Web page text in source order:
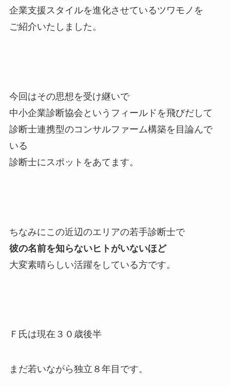
企業支援スタイルを進化させているツワモノを
ご紹介いたしました。
今回はその思想を受け継いで
中小企業診断協会というフィールドを飛びだして
診断士連携型のコンサルファーム構築を目論んで
いる
診断士にスポットをあてます。
ちなみにこの近辺のエリアの若手診断士で
彼の名前を知らないヒトがいないほど
大変素晴らしい活躍をしている方です。
Ｆ氏は現在３０歳後半
まだ若いながら独立８年目です。